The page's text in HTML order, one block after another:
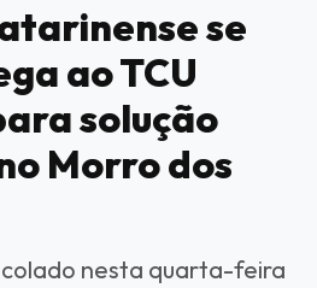
se
ao TCU
solução
Morro dos
nesta quarta-feira